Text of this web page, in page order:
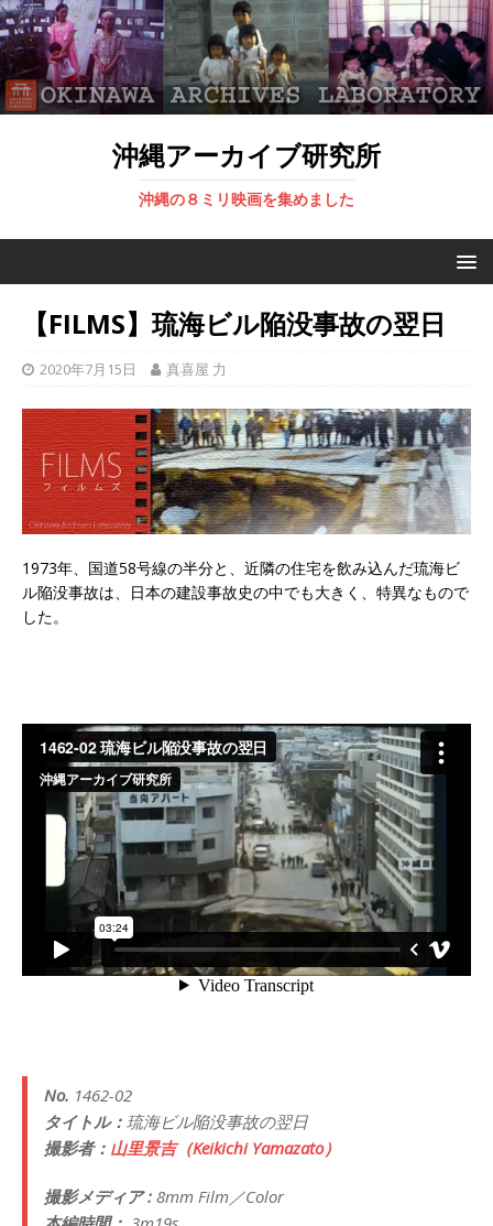
沖縄アーカイブ研究所
沖縄の８ミリ映画を集めました
【FILMS】琉海ビル陥没事故の翌日
2020年7月15日 真喜屋 力
1973年、国道58号線の半分と、近隣の住宅を飲み込んだ琉海ビ
ル陥没事故は、日本の建設事故史の中でも大きく、特異なもので
した。
No. 1462-02
タイトル： 琉海ビル陥没事故の翌日
撮影者： 山里景吉（Keikichi Yamazato）
撮影メディア : 8mm Film／Color